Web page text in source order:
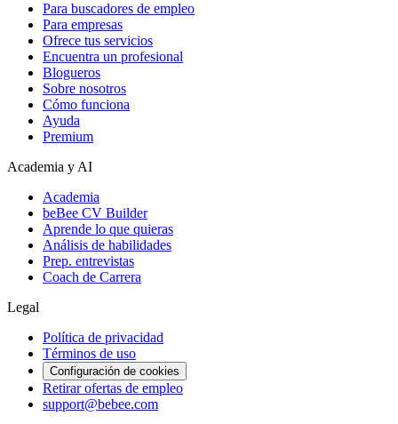
Para buscadores de empleo
Para empresas
Ofrece tus servicios
Encuentra un profesional
Blogueros
Sobre nosotros
Cómo funciona
Ayuda
Premium
Academia y AI
Academia
beBee CV Builder
Aprende lo que quieras
Análisis de habilidades
Prep. entrevistas
Coach de Carrera
Legal
Política de privacidad
Términos de uso
Configuración de cookies
Retirar ofertas de empleo
support@bebee.com